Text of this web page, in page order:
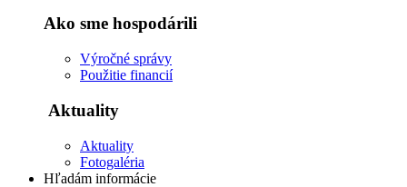
Ako sme hospodárili
Výročné správy
Použitie financií
Aktuality
Aktuality
Fotogaléria
Hľadám informácie